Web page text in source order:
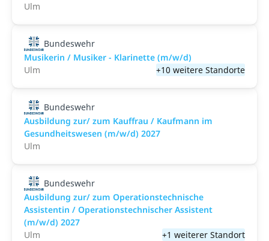
Ulm
Bundeswehr
Musikerin / Musiker - Klarinette (m/w/d)
Ulm
+10 weitere Standorte
Bundeswehr
Ausbildung zur/ zum Kauffrau / Kaufmann im
Gesundheitswesen (m/w/d) 2027
Ulm
Bundeswehr
Ausbildung zur/ zum Operationstechnische
Assistentin / Operationstechnischer Assistent
(m/w/d) 2027
Ulm
+1 weiterer Standort